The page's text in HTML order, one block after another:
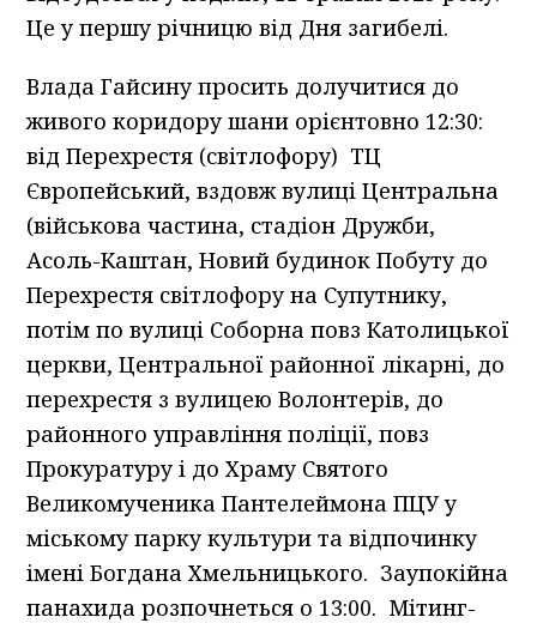
Це у першу річницю від Дня загибелі.
Влада Гайсину просить долучитися до
живого коридору шани орієнтовно 12:30:
від Перехрестя (світлофору) ТЦ
Європейський, вздовж вулиці Центральна
(військова частина, стадіон Дружби,
Асоль-Каштан, Новий будинок Побуту до
Перехрестя світлофору на Супутнику,
потім по вулиці Соборна повз Католицької
церкви, Центральної районної лікарні, до
перехрестя з вулицею Волонтерів, до
районного управління поліції, повз
Прокуратуру і до Храму Святого
Великомученика Пантелеймона ПЦУ у
міському парку культури та відпочинку
імені Богдана Хмельницького. Заупокійна
панахида розпочнеться о 13:00. Мітинг-